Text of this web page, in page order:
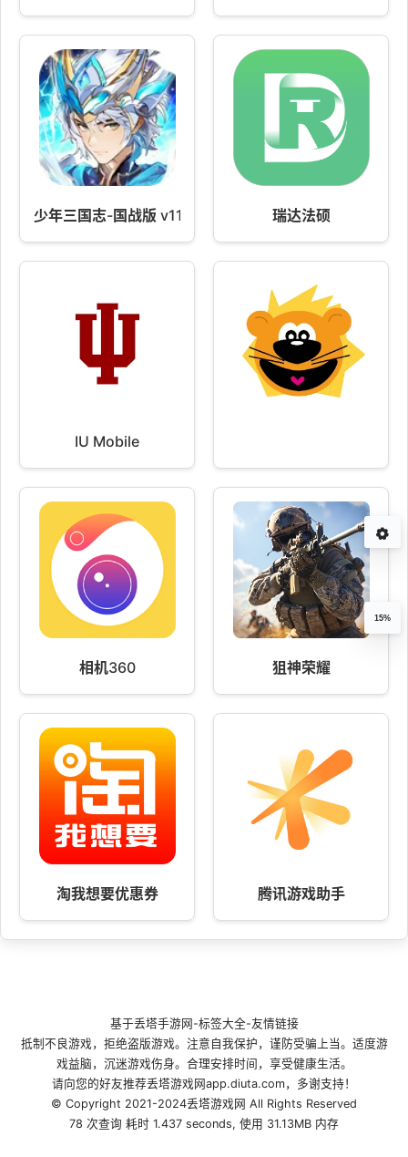
少年三国志-国战版 v11.3.60 瑞达法硕
IU Mobile
相机360 狙神荣耀
淘我想要优惠券 腾讯游戏助手
15%
基于丢塔手游网 -标签大全-友情链接
抵制不良游戏，拒绝盗版游戏。注意自我保护，谨防受骗上当。适度游
戏益脑，沉迷游戏伤身。合理安排时间，享受健康生活。
请向您的好友推荐丢塔游戏网app.diuta.com，多谢支持！
© Copyright 2021-2024丢塔游戏网 All Rights Reserved
78 次查询 耗时 1.437 seconds, 使用 31.13MB 内存